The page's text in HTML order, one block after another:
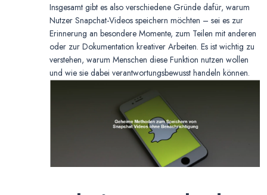
Insgesamt gibt es also verschiedene Gründe dafür, warum
Nutzer Snapchat-Videos speichern möchten – sei es zur
Erinnerung an besondere Momente, zum Teilen mit anderen
oder zur Dokumentation kreativer Arbeiten. Es ist wichtig zu
verstehen, warum Menschen diese Funktion nutzen wollen
und wie sie dabei verantwortungsbewusst handeln können.